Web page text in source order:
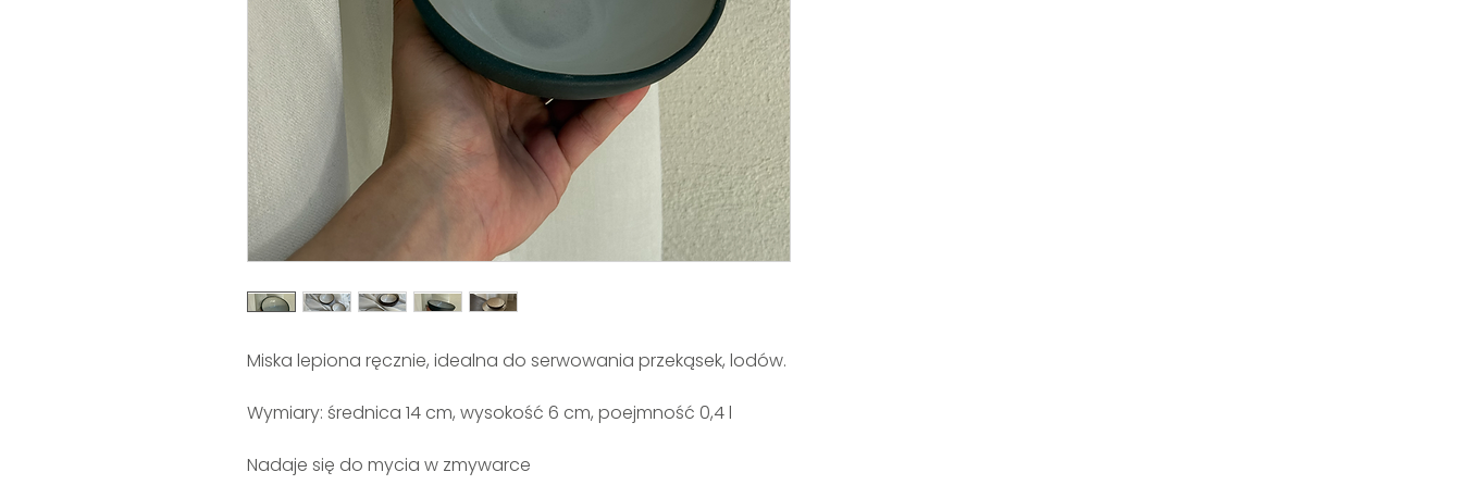
Miska lepiona ręcznie, idealna do serwowania przekąsek, lodów.
Wymiary: średnica 14 cm, wysokość 6 cm, poejmność 0,4 l
Nadaje się do mycia w zmywarce